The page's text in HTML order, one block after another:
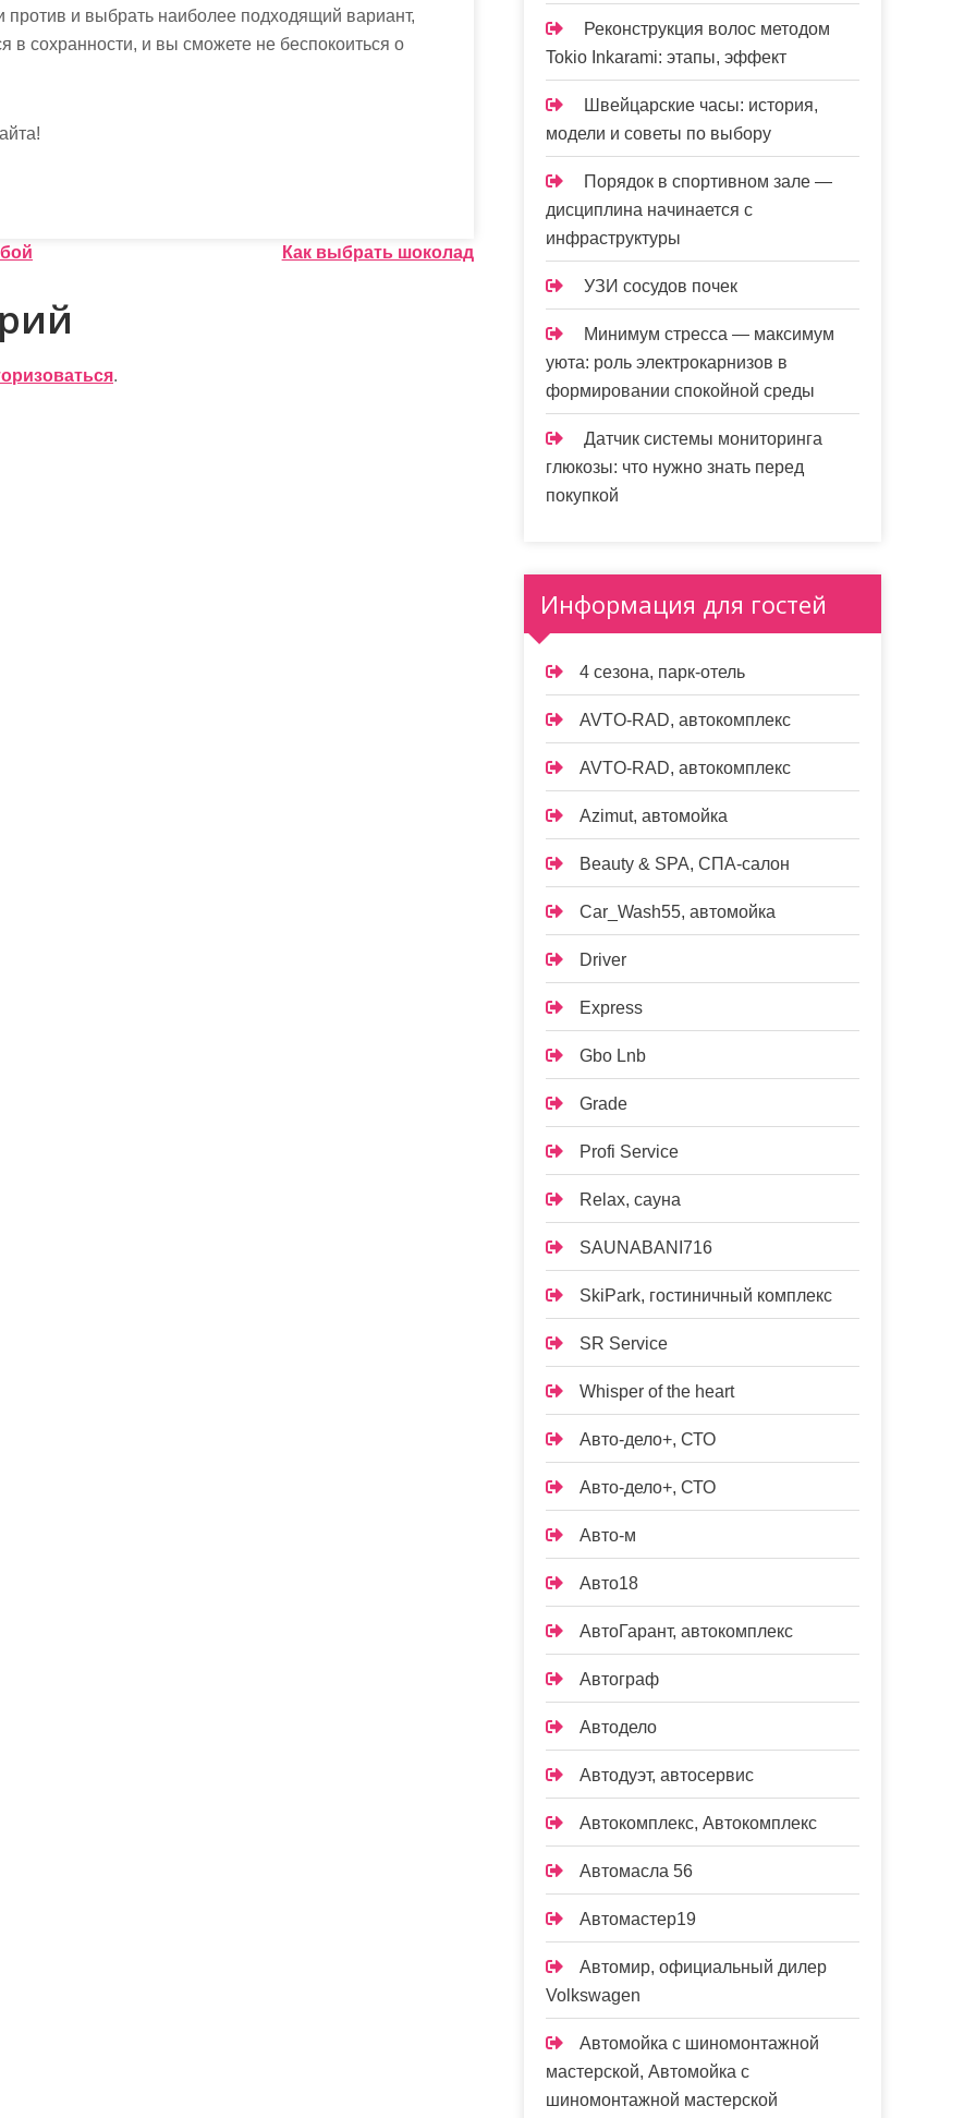
против и выбрать наиболее подходящий вариант,
в сохранности, и вы сможете не беспокоиться о
Как выбрать шоколад
.
Реконструкция волос методом
Tokio Inkarami: этапы, эффект
Швейцарские часы: история,
модели и советы по выбору
Порядок в спортивном зале —
дисциплина начинается с
инфраструктуры
УЗИ сосудов почек
Минимум стресса — максимум
уюта: роль электрокарнизов в
формировании спокойной среды
Датчик системы мониторинга
глюкозы: что нужно знать перед
покупкой
Информация для гостей
4 сезона, парк-отель
AVTO-RAD, автокомплекс
AVTO-RAD, автокомплекс
Azimut, автомойка
Beauty & SPA, СПА-салон
Car_Wash55, автомойка
Driver
Express
Gbo Lnb
Grade
Profi Service
Relax, сауна
SAUNABANI716
SkiPark, гостиничный комплекс
SR Service
Whisper of the heart
Авто-дело+, СТО
Авто-дело+, СТО
Авто-м
Авто18
АвтоГарант, автокомплекс
Автограф
Автодело
Автодуэт, автосервис
Автокомплекс, Автокомплекс
Автомасла 56
Автомастер19
Автомир, официальный дилер
Volkswagen
Автомойка с шиномонтажной
мастерской, Автомойка с
шиномонтажной мастерской